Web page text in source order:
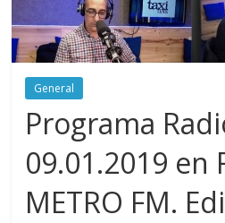
General
Programa
09.01.2019 en
METRO FM.